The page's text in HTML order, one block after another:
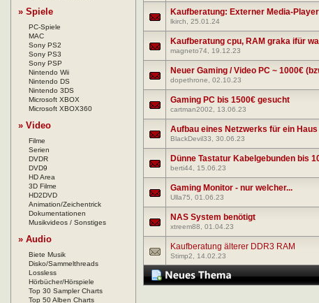
» Spiele
PC-Spiele
MAC
Sony PS2
Sony PS3
Sony PSP
Nintendo Wii
Nintendo DS
Nintendo 3DS
Microsoft XBOX
Microsoft XBOX360
» Video
Filme
Serien
DVDR
DVD9
HD Area
3D Filme
HD2DVD
Animation/Zeichentrick
Dokumentationen
Musikvideos / Sonstiges
» Audio
Biete Musik
Disko/Sammelthreads
Lossless
Hörbücher/Hörspiele
Top 30 Sampler Charts
Top 50 Alben Charts
Kaufberatung: Externer Media-
lkirch, 25.01.24
Kaufberatung cpu, RAM graka ifür
magneto74, 19.12.23
Neuer Gaming / Video PC ~ 1000€
dopethrone, 02.10.23
Gaming PC bis 1500€ gesucht
cartman2002, 13.06.23
Aufbau eines Netzwerks für ein Haus
BlackDevil33, 30.06.23
Dünne Tastatur Kabelgebunden bis
berti44, 15.06.23
Gaming Monitor - nur welcher...
Ulla75, 01.06.23
NAS System benötigt
xtreem88, 01.04.23
Kaufberatung älterer DDR3 RAM
Stimp2, 14.02.23